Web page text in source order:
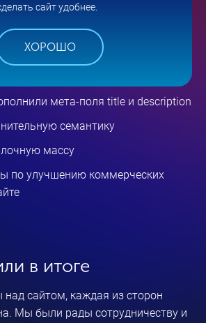
по внутренней оптимизации
сайт для удобства
мета-поля title и description
семантику
массу
по улучшению коммерческих
в итоге
сайтом, каждая из сторон
Мы были рады сотрудничеству и
сайт удобнее.
ХОРОШО